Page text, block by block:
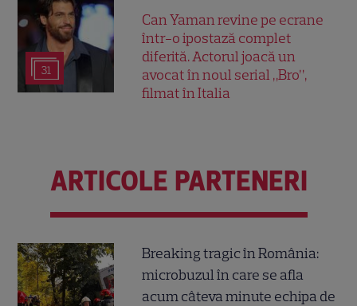
31
Can Yaman revine pe ecrane
într-o ipostază complet
diferită. Actorul joacă un
avocat în noul serial „Bro”,
filmat în Italia
ARTICOLE PARTENERI
Breaking tragic în România:
microbuzul în care se afla
acum câteva minute echipa de